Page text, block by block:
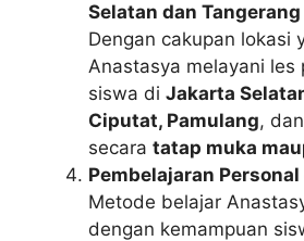
Selatan dan
Dengan cakupan lokasi
Anastasya melayani les
siswa di Jakarta
Ciputat, Pamulang,
secara tatap muka
Pembelajaran
Metode belajar
dengan kemampuan